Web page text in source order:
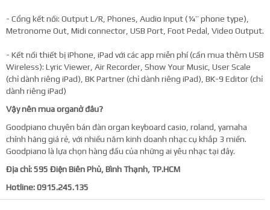
- Cổng kết nối: Output L/R, Phones, Audio Input (¼’’ phone type),
Metronome Out, Midi connector, USB Port, Foot Pedal, Video Output.
- Kết nối thiết bị iPhone, iPad với các app miễn phí (cần mua thêm USB
Wireless): Lyric Viewer, Air Recorder, Show Your Music, User Scale
(chỉ dành riêng iPad), BK Partner (chỉ dành riêng iPad), BK-9 Editor (chỉ
dành riêng iPad)
Vậy nên mua organở đâu?
Goodpiano chuyên bán đàn organ keyboard casio, roland, yamaha
chính hãng giá rẻ, với nhiều năm kinh doanh nhạc cụ khắp 3 miền.
Goodpiano là lựa chọn hàng đầu của những ai yêu nhạc tại đây.
Địa chỉ: 595 Điện Biên Phủ, Bình Thạnh, TP.HCM
Hotline: 0915.245.135